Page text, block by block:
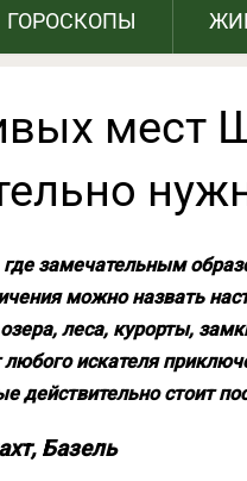
ГОРОСКОПЫ
мест
замечательным
можно назвать
леса, курорты,
любого искателя
действительно стоит
Базель